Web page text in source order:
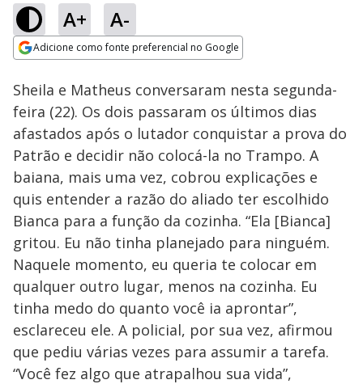
A+ A-
Adicione como fonte preferencial no Google
Ativar
Loaded
14.35%
Sheila e Matheus conversaram nesta segunda-
feira (22). Os dois passaram os últimos dias
afastados após o lutador conquistar a prova do
Patrão e decidir não colocá-la no Trampo. A
baiana, mais uma vez, cobrou explicações e
quis entender a razão do aliado ter escolhido
Bianca para a função da cozinha. “Ela [Bianca]
gritou. Eu não tinha planejado para ninguém.
Naquele momento, eu queria te colocar em
qualquer outro lugar, menos na cozinha. Eu
tinha medo do quanto você ia aprontar”,
esclareceu ele. A policial, por sua vez, afirmou
que pediu várias vezes para assumir a tarefa.
“Você fez algo que atrapalhou sua vida”,